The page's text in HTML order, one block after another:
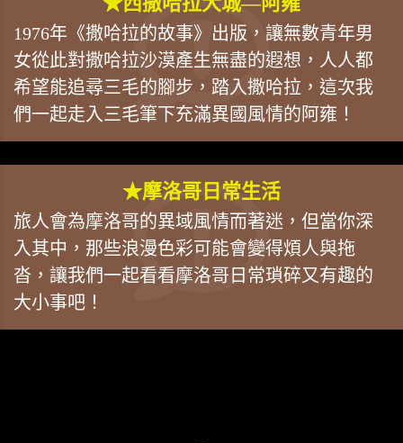
1976年《撒哈拉的故事》出版，讓無數青年男
女從此對撒哈拉沙漠產生無盡的遐想，人人都
希望能追尋三毛的腳步，踏入撒哈拉，這次我
們一起走入三毛筆下充滿異國風情的阿雍！
★摩洛哥日常生活
旅人會為摩洛哥的異域風情而著迷，但當你深
入其中，那些浪漫色彩可能會變得煩人與拖
沓，讓我們一起看看摩洛哥日常瑣碎又有趣的
大小事吧！